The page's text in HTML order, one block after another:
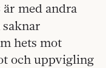
är med andra
saknar
hets mot
och uppvigling